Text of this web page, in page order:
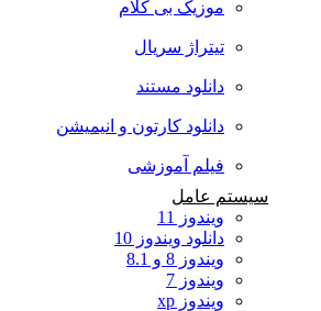
موزیک بی کلام
تیتراژ سریال
دانلود مستند
دانلود کارتون و انیمیشن
فیلم آموزشی
سیستم عامل
ویندوز 11
دانلود ویندوز 10
ویندوز 8 و 8.1
ویندوز 7
ویندوز xp